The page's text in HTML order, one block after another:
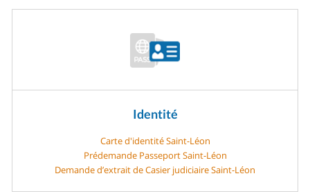
Identité
Carte d'identité Saint-Léon
Prédemande Passeport Saint-Léon
Demande d’extrait de Casier judiciaire Saint-Léon